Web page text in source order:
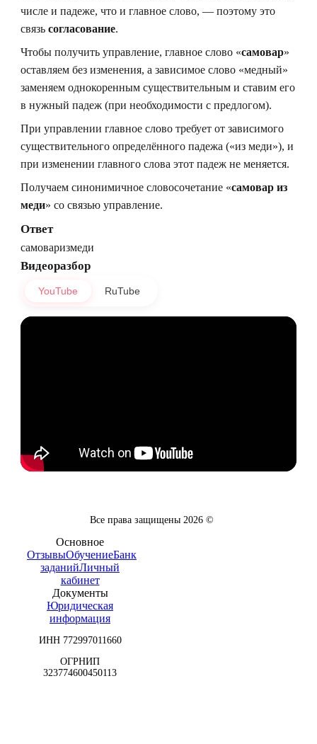
числе и падеже, что и главное слово, — поэтому это
связь согласование.
Чтобы получить управление, главное слово «самовар»
оставляем без изменения, а зависимое слово «медный»
заменяем однокоренным существительным и ставим его
в нужный падеж (при необходимости с предлогом).
При управлении главное слово требует от зависимого
существительного определённого падежа («из меди»), и
при изменении главного слова этот падеж не меняется.
Получаем синонимичное словосочетание «самовар из
меди» со связью управление.
Ответ
самоваризмеди
Видеоразбор
YouTube RuTube
Все права защищены2026 ©
Основное
ОтзывыОбучениеБанк
заданийЛичный
кабинет
Документы
Юридическая
информация
ИНН 772997011660
ОГРНИП
323774600450113